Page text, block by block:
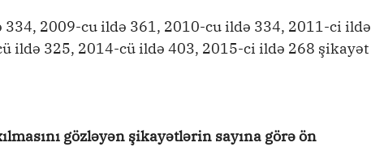
2009-cu ildə 361, 2010-cu ildə 334, 2011-ci ildə
ildə 325, 2014-cü ildə 403, 2015-ci ildə 268 şikayət
gözləyən şikayətlərin sayına görə ön